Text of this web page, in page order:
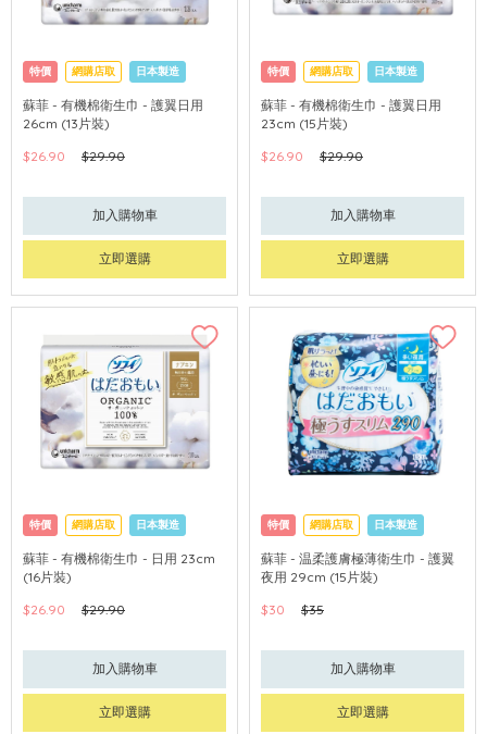
特價 網購店取 日本製造
蘇菲 - 有機棉衛生巾 - 護翼日用
26cm (13片裝)
$26.90
$29.90
加入購物車
立即選購
特價 網購店取 日本製造
蘇菲 - 有機棉衛生巾 - 護翼日用
23cm (15片裝)
$26.90
$29.90
加入購物車
立即選購
特價 網購店取 日本製造
蘇菲 - 有機棉衛生巾 - 日用 23cm
(16片裝)
$26.90
$29.90
加入購物車
立即選購
特價 網購店取 日本製造
蘇菲 - 温柔護膚極薄衛生巾 - 護翼
夜用 29cm (15片裝)
$30
$35
加入購物車
立即選購